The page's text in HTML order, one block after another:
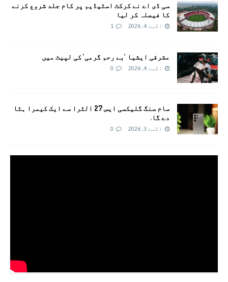
سی ڈی اے نے کرکٹ اسٹیڈیم پر کام جلد شروع کرنے
کا فیصلہ کر لیا
اگست 4, 2026 1
مشرقی ایشیا ‘بے رحم گرمی’ کی لپیٹ میں
اگست 4, 2026 0
سام سنگ گلیکسی ایس 27 الٹرا سے ایک کیمرا ہٹا
دے گا.
اگست 3, 2026 0